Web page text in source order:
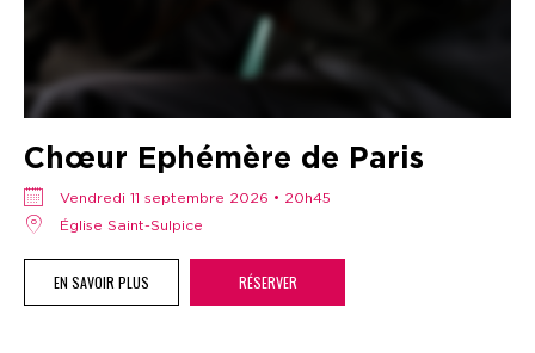
Chœur Ephémère de Paris
vendredi 11 septembre 2026 • 20h45
Église Saint-Sulpice
EN SAVOIR PLUS RÉSERVER